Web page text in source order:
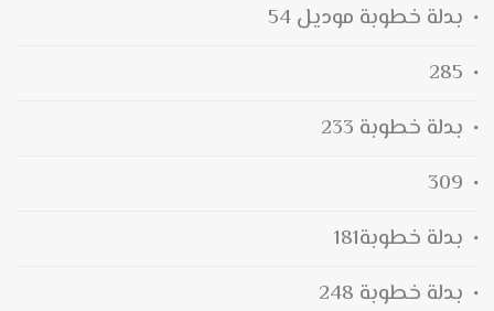
بدلة خطوبة موديل 54
285
بدلة خطوبة 233
309
بدلة خطوبة181
بدلة خطوبة 248